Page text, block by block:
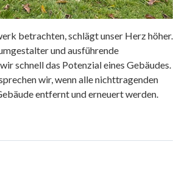
betrachten, schlägt unser Herz höher.
und ausführende
schnell das Potenzial eines Gebäudes.
wir, wenn alle nichttragenden
entfernt und erneuert werden.